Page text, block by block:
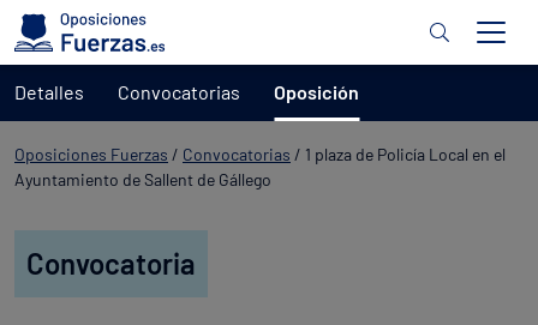
Oposiciones Fuerzas / Convocatorias / 1 plaza de Policía Local en el
Ayuntamiento de Sallent de Gállego
Convocatoria
Detalles Convocatorias Oposición